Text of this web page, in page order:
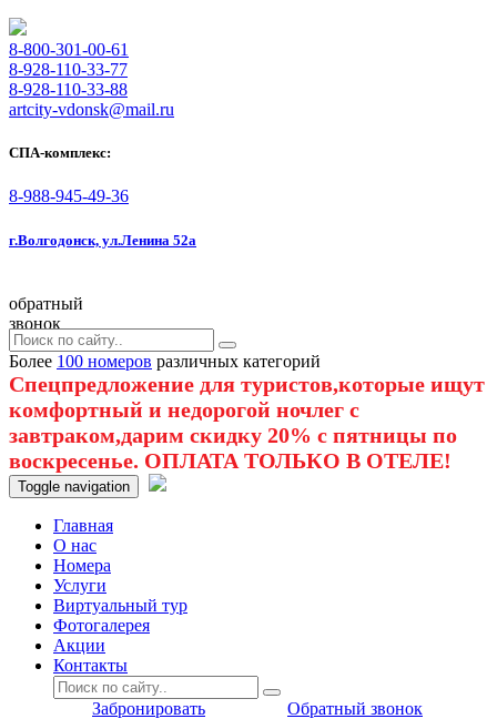
8-800-301-00-61
8-928-110-33-77
8-928-110-33-88
artcity-vdonsk@mail.ru
СПА-комплекс:
8-988-945-49-36
г.Волгодонск, ул.Ленина 52а
обратный
звонок
Более 100 номеров различных категорий
Спецпредложение для туристов,которые ищут
комфортный и недорогой ночлег с
завтраком,дарим скидку 20% с пятницы по
воскресенье. ОПЛАТА ТОЛЬКО В ОТЕЛЕ!
Toggle navigation
Главная
O нас
Номера
Услуги
Виртуальный тур
Фотогалерея
Акции
Контакты
Забронировать Обратный звонок